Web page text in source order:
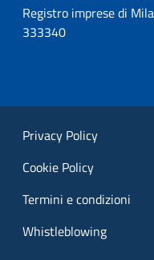
Registro imprese di
333340
Privacy Policy
Cookie Policy
Termini e condizioni
Whistleblowing